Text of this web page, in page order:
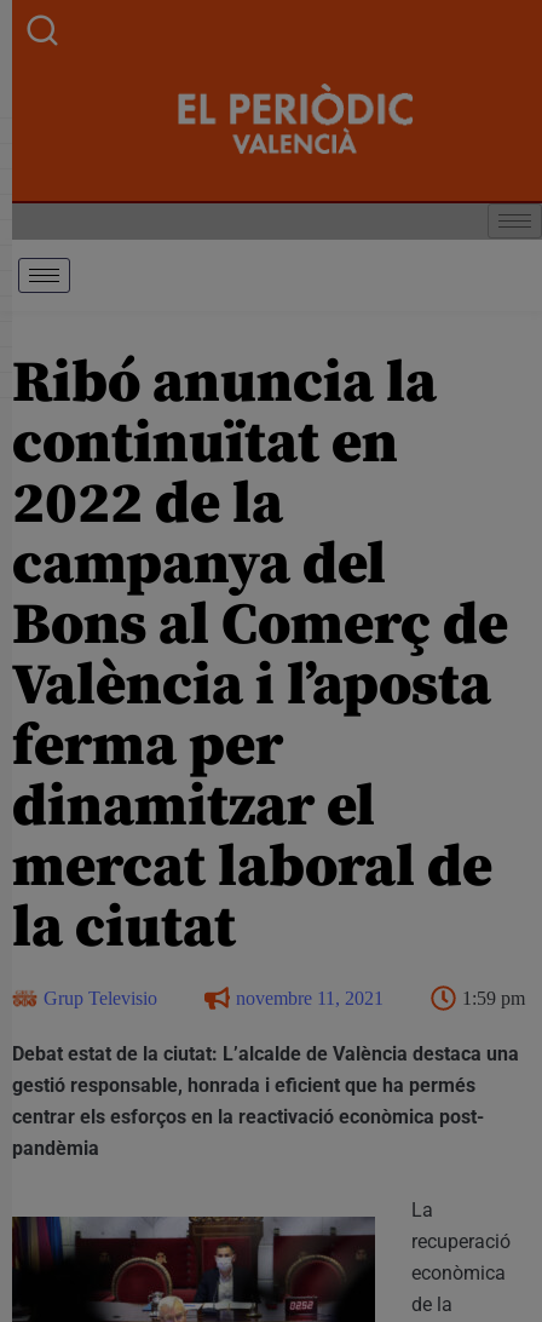
Ribó anuncia la
continuïtat en
2022 de la
campanya del
Bons al Comerç de
València i l’aposta
ferma per
dinamitzar el
mercat laboral de
la ciutat
Grup Televisio novembre 11, 2021 1:59 pm
Debat estat de la ciutat: L’alcalde de València destaca una
gestió responsable, honrada i eficient que ha permés
centrar els esforços en la reactivació econòmica post-
pandèmia
La
recuperació
econòmica
de la